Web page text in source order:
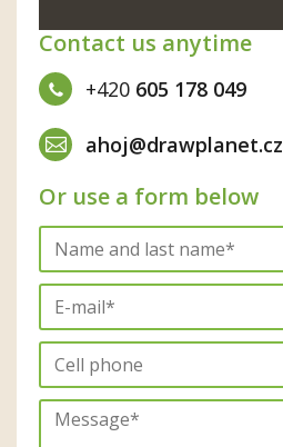
Contact us anytime
+420 605 178 049
ahoj@drawplanet.cz
Or use a form below